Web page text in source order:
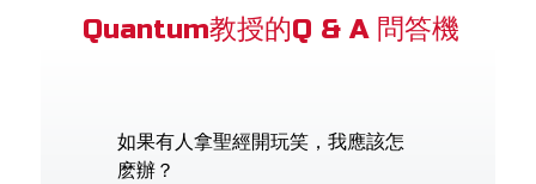
Quantum教授的Q & A 問答機
如果有人拿聖經開玩笑，我應該怎
麽辦？